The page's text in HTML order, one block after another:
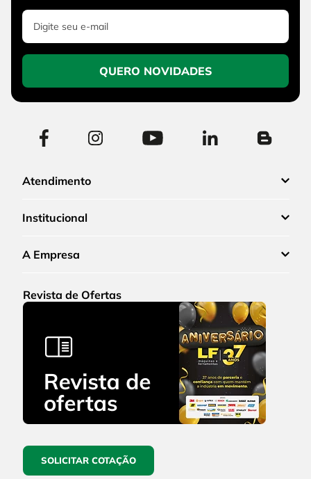
QUERO NOVIDADES
Atendimento
Institucional
A Empresa
Revista de Ofertas
SOLICITAR COTAÇÃO